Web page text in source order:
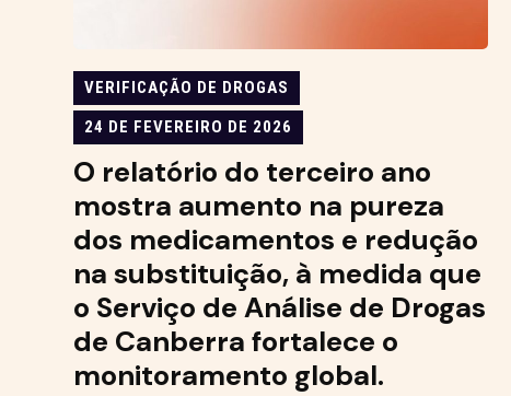
VERIFICAÇÃO DE DROGAS
24 DE FEVEREIRO DE 2026
O relatório do terceiro ano
mostra aumento na pureza
dos medicamentos e redução
na substituição, à medida que
o Serviço de Análise de Drogas
de Canberra fortalece o
monitoramento global.